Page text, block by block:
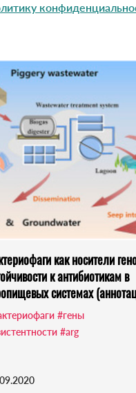
как носители
к антибиотикам в
системах
#гены
#arg